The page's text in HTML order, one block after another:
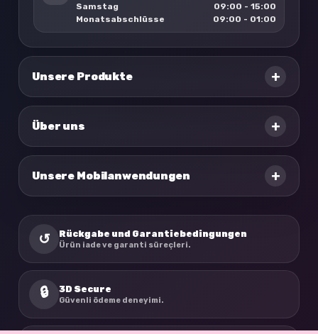
Samstag
09:00 - 15:00
Monatsabschlüsse
09:00 - 01:00
Unsere Produkte +
Über uns +
Unsere Mobilanwendungen +
↺ Rückgabe und Garantiebedingungen
Ürün iade ve garanti süreçleri.
🔒 3D Secure
Güvenli ödeme deneyimi.